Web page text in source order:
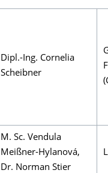
Dipl.-Ing. Cornelia
Scheibner
M. Sc. Vendula
Meißner-Hylanová,
Dr. Norman Stier